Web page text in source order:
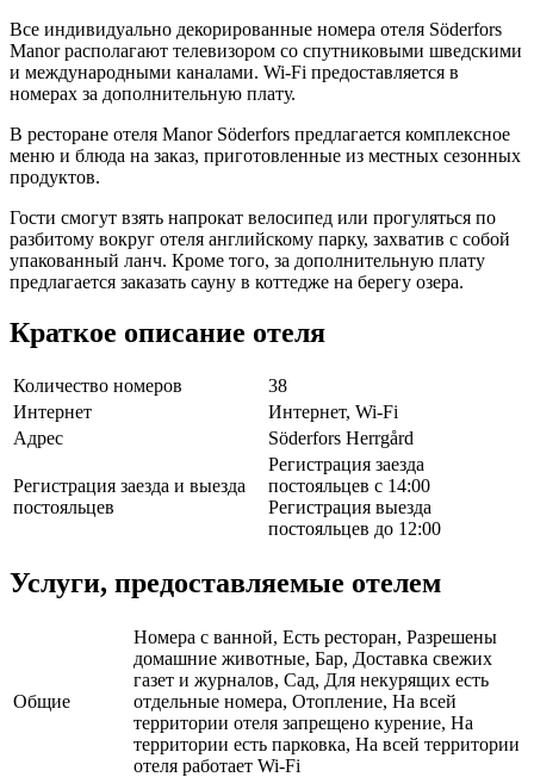
Все индивидуально декорированные номера отеля Söderfors
Manor располагают телевизором со спутниковыми шведскими
и международными каналами. Wi-Fi предоставляется в
номерах за дополнительную плату.
В ресторане отеля Manor Söderfors предлагается комплексное
меню и блюда на заказ, приготовленные из местных сезонных
продуктов.
Гости смогут взять напрокат велосипед или прогуляться по
разбитому вокруг отеля английскому парку, захватив с собой
упакованный ланч. Кроме того, за дополнительную плату
предлагается заказать сауну в коттедже на берегу озера.
Краткое описание отеля
Количество номеров
38
Интернет
Интернет, Wi-Fi
Адрес
Söderfors Herrgård
Регистрация заезда и выезда
постояльцев
Регистрация заезда
постояльцев с 14:00
Регистрация выезда
постояльцев до 12:00
Услуги, предоставляемые отелем
Общие
Номера с ванной, Есть ресторан, Разрешены
домашние животные, Бар, Доставка свежих
газет и журналов, Сад, Для некурящих есть
отдельные номера, Отопление, На всей
территории отеля запрещено курение, На
территории есть парковка, На всей территории
отеля работает Wi-Fi